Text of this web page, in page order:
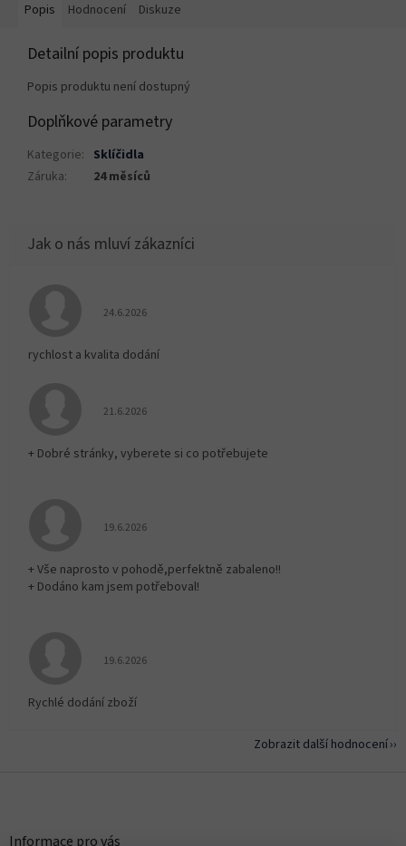
Popis Hodnocení Diskuze
Detailní popis produktu
Popis produktu není dostupný
Doplňkové parametry
Kategorie: Sklíčidla
Záruka: 24 měsíců
Hodnocení obchodu je 5 z 5 hvězdiček.
24.6.2026
rychlost a kvalita dodání
Hodnocení obchodu je 5 z 5 hvězdiček.
21.6.2026
+ Dobré stránky, vyberete si co potřebujete
Hodnocení obchodu je 5 z 5 hvězdiček.
19.6.2026
+ Vše naprosto v pohodě,perfektně zabaleno!!
+ Dodáno kam jsem potřeboval!
Hodnocení obchodu je 5 z 5 hvězdiček.
19.6.2026
Rychlé dodání zboží
Zobrazit další hodnocení
Informace pro vás